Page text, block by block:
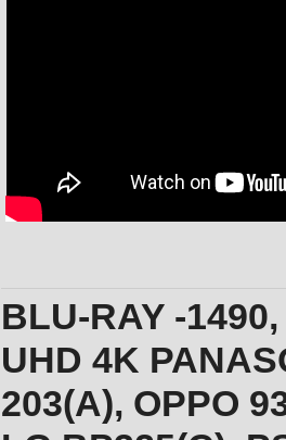
BLU-RAY -
UHD 4K
203(A), ОPPO